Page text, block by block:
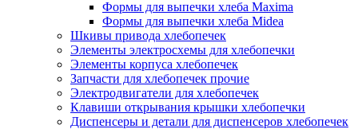
Формы для выпечки хлеба Maxima
Формы для выпечки хлеба Midea
Шкивы привода хлебопечек
Элементы электросхемы для хлебопечки
Элементы корпуса хлебопечек
Запчасти для хлебопечек прочие
Электродвигатели для хлебопечек
Клавиши открывания крышки хлебопечки
Диспенсеры и детали для диспенсеров хлебопечек